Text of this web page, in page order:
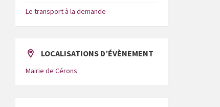
Le transport à la demande
LOCALISATIONS D’ÉVÈNEMENT
Mairie de Cérons